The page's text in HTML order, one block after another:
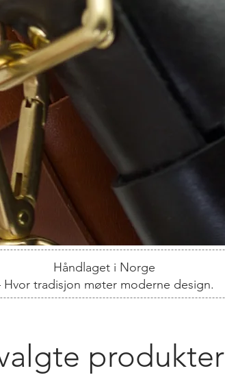
Håndlaget i Norge
Hvor tradisjon møter moderne design.
produkter